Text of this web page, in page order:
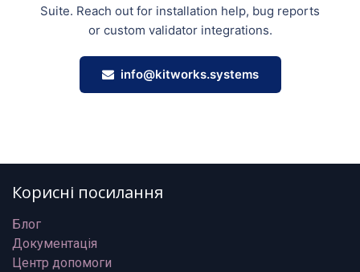
Suite. Reach out for installation help, bug reports
or custom validator integrations.
info@kitworks.systems
Корисні посилання
Блог
Документація
Центр допомоги